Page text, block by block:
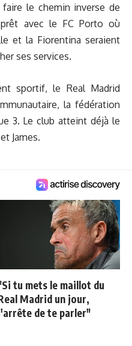
le chemin inverse de
avec le FC Porto où
et la Fiorentina seraient
ses services.
sportif, le Real Madrid
la fédération
3. Le club atteint déjà le
James.
tu mets le maillot du
Madrid un jour,
de te parler"